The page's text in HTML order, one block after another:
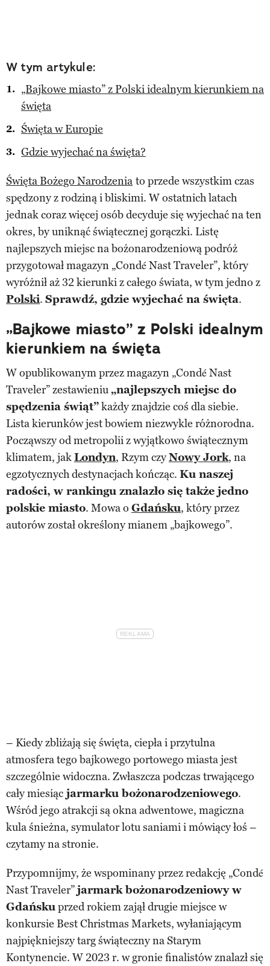
W tym artykule:
„Bajkowe miasto” z Polski idealnym kierunkiem na
święta
Święta w Europie
Gdzie wyjechać na święta?
Święta Bożego Narodzenia to przede wszystkim czas
spędzony z rodziną i bliskimi. W ostatnich latach
jednak coraz więcej osób decyduje się wyjechać na ten
okres, by uniknąć świątecznej gorączki. Listę
najlepszych miejsc na bożonarodzeniową podróż
przygotował magazyn „Condé Nast Traveler”, który
wyróżnił aż 32 kierunki z całego świata, w tym jedno z
Polski. Sprawdź, gdzie wyjechać na święta.
„Bajkowe miasto” z Polski idealnym
kierunkiem na święta
W opublikowanym przez magazyn „Condé Nast
Traveler” zestawieniu„najlepszych miejsc do
spędzenia świąt”każdy znajdzie coś dla siebie.
Lista kierunków jest bowiem niezwykle różnorodna.
Począwszy od metropolii z wyjątkowo świątecznym
klimatem, jakLondyn, Rzym czyNowy Jork, na
egzotycznych destynacjach kończąc. Ku naszej
radości, w rankingu znalazło się także jedno
polskie miasto. Mowa o Gdańsku, który przez
autorów został określony mianem „bajkowego”.
– Kiedy zbliżają się święta, ciepła i przytulna
atmosfera tego bajkowego portowego miasta jest
szczególnie widoczna. Zwłaszcza podczas trwającego
cały miesiąc jarmarku bożonarodzeniowego.
Wśród jego atrakcji są okna adwentowe, magiczna
kula śnieżna, symulator lotu saniami i mówiący łoś –
czytamy na stronie.
Przypomnijmy, że wspominany przez redakcję „Condé
Nast Traveler”jarmark bożonarodzeniowy w
Gdańskuprzed rokiem zajął drugie miejsce w
konkursie Best Christmas Markets, wyłaniającym
najpiękniejszy targ świąteczny na Starym
Kontynencie. W 2023 r. w gronie finalistów znalazł się